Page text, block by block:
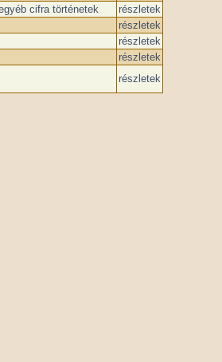
cifra történetek
részletek
részletek
részletek
részletek
részletek